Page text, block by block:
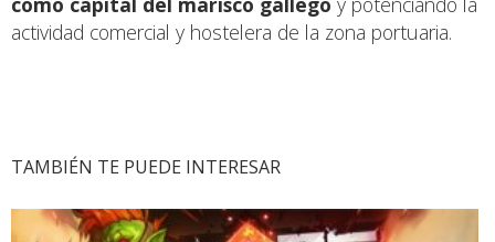
actividad comercial y hostelera de la zona portuaria.
TAMBIÉN TE PUEDE INTERESAR